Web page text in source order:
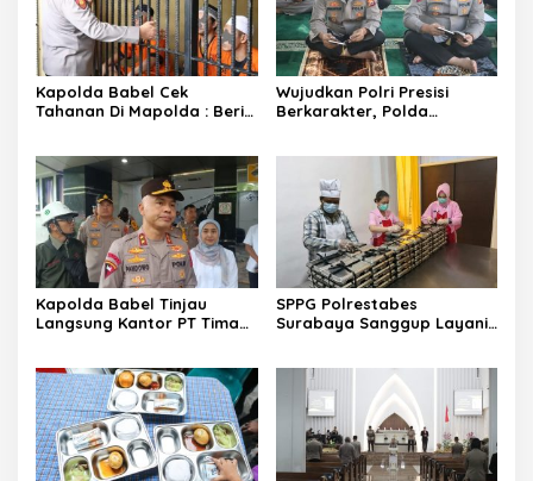
Kapolda Babel Cek
Tahanan Di Mapolda : Beri
Wujudkan Polri Presisi
Berkarakter, Polda
Kapolda Babel Tinjau
Langsung Kantor PT Timah
SPPG Polrestabes
Surabaya Sanggup Layani